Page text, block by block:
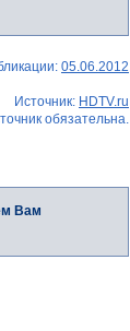
05.06.2012
Источник: HDTV.ru
обязательна.
Вам